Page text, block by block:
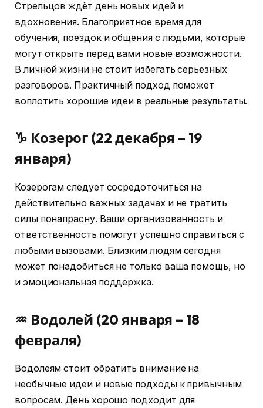
Стрельцов ждёт день новых идей и
вдохновения. Благоприятное время для
обучения, поездок и общения с людьми, которые
могут открыть перед вами новые возможности.
В личной жизни не стоит избегать серьёзных
разговоров. Практичный подход поможет
воплотить хорошие идеи в реальные результаты.
♑ Козерог (22 декабря – 19
января)
Козерогам следует сосредоточиться на
действительно важных задачах и не тратить
силы понапрасну. Ваши организованность и
ответственность помогут успешно справиться с
любыми вызовами. Близким людям сегодня
может понадобиться не только ваша помощь, но
и эмоциональная поддержка.
♒ Водолей (20 января – 18
февраля)
Водолеям стоит обратить внимание на
необычные идеи и новые подходы к привычным
вопросам. День хорошо подходит для